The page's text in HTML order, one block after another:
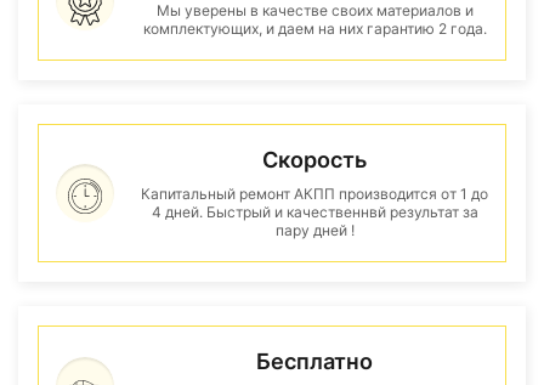
Мы уверены в качестве своих материалов и
комплектующих, и даем на них гарантию 2 года.
Скорость
Капитальный ремонт АКПП производится от 1 до
4 дней. Быстрый и качественнвй результат за
пару дней !
Бесплатно